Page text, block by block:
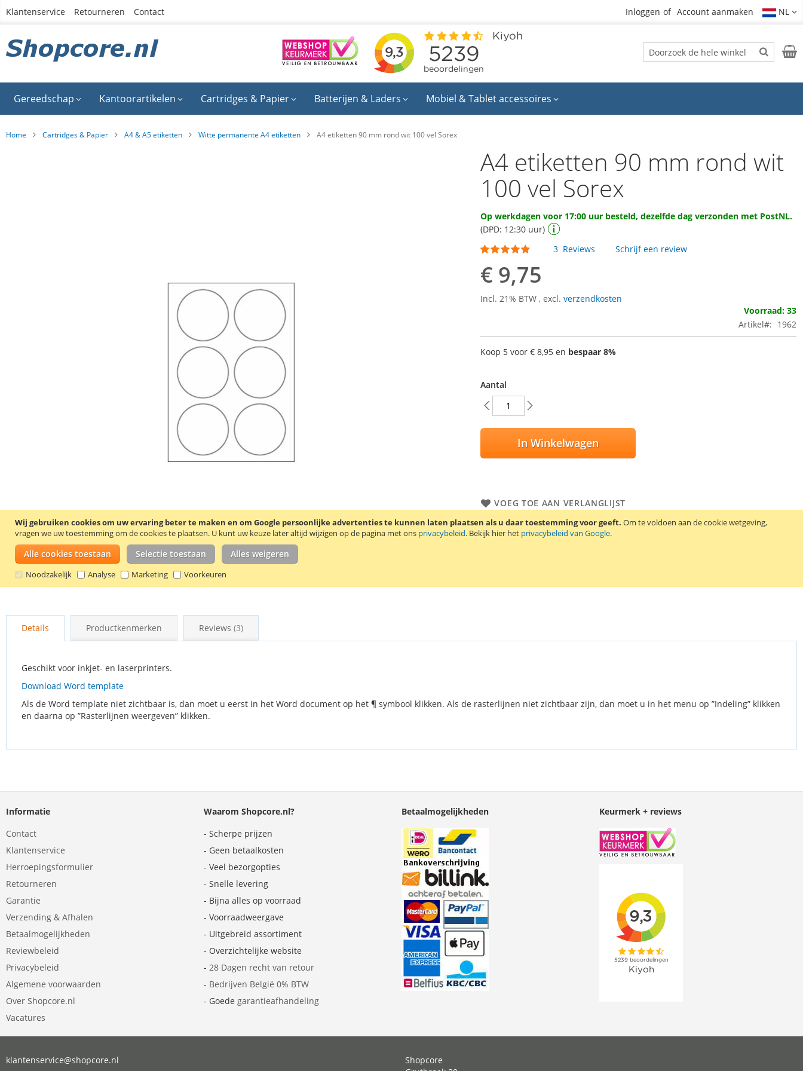
Wij gebruiken cookies om uw ervaring beter te maken en om Google persoonlijke advertenties te kunnen laten plaatsen als u daar toestemming voor geeft. Om te voldoen aan de cookie wetgeving,
vragen we uw toestemming om de cookies te plaatsen. U kunt uw keuze later altijd wijzigen op de pagina met ons privacybeleid. Bekijk hier het privacybeleid van Google.
Alle cookies toestaan Selectie toestaan Alles weigeren
Noodzakelijk Analyse Marketing Voorkeuren
Ga
inhoud
Klantenservice Retourneren Contact Inloggen Account aanmaken NL
Zoek
Zoek
Gereedschap Kantoorartikelen Cartridges & Papier Batterijen & Laders Mobiel & Tablet accessoires
Home Cartridges & Papier A4 & A5 etiketten Witte permanente A4 etiketten A4 etiketten 90 mm rond wit 100 vel Sorex
naar
gallerij
A4 etiketten 90 mm rond wit
100 vel Sorex
Op werkdagen voor 17:00 uur besteld, dezelfde dag verzonden met PostNL.
(DPD: 12:30 uur)
Waardering:
3 Reviews Schrijf een review
€ 9,75
Incl. 21% BTW, excl.verzendkosten
Voorraad: 33
Artikel
1962
Koop 5 voor€ 8,95 en bespaar 8%
Aantal
In Winkelwagen
VOEG TOE AAN VERLANGLIJST
Zelfklevende, mat witte etiketten op A4 vellen. Afmetingen: 90 mm Ø. 6
Details Productkenmerken Reviews 3
Geschikt voor inkjet- en laserprinters.
Download Word template
Als de Word template niet zichtbaar is, dan moet u eerst in het Word document op het ¶ symbool klikken. Als de rasterlijnen niet zichtbaar zijn, dan moet u in het menu op ”Indeling” klikken
en daarna op ”Rasterlijnen weergeven” klikken.
Informatie
Contact
Klantenservice
Herroepingsformulier
Retourneren
Garantie
Verzending & Afhalen
Betaalmogelijkheden
Reviewbeleid
Privacybeleid
Algemene voorwaarden
Over Shopcore.nl
Vacatures
Waarom Shopcore.nl?
- Scherpe prijzen
- Geen betaalkosten
- Veel bezorgopties
- Snelle levering
- Bijna alles op voorraad
- Voorraadweergave
- Uitgebreid assortiment
- Overzichtelijke website
- 28 Dagen recht van retour
- Bedrijven België 0% BTW
- Goede garantieafhandeling
Betaalmogelijkheden Keurmerk + reviews
klantenservice@shopcore.nl
Shopcore